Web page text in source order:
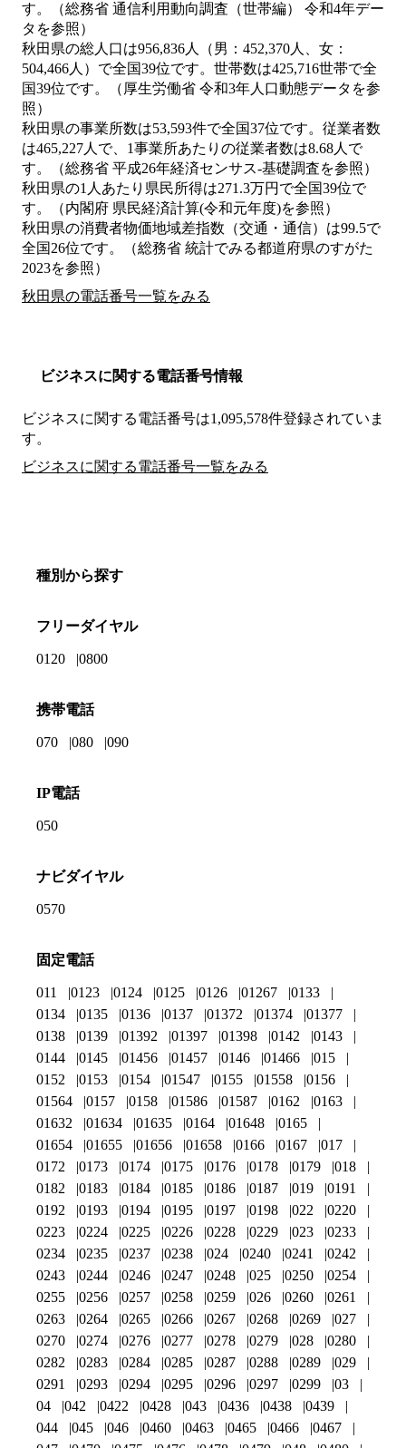
す。（総務省 通信利用動向調査（世帯編） 令和4年デー
タを参照）
秋田県の総人口は956,836人（男：452,370人、女：
504,466人）で全国39位です。世帯数は425,716世帯で全
国39位です。（厚生労働省 令和3年人口動態データを参
照）
秋田県の事業所数は53,593件で全国37位です。従業者数
は465,227人で、1事業所あたりの従業者数は8.68人で
す。（総務省 平成26年経済センサス‐基礎調査を参照）
秋田県の1人あたり県民所得は271.3万円で全国39位で
す。（内閣府 県民経済計算(令和元年度)を参照）
秋田県の消費者物価地域差指数（交通・通信）は99.5で
全国26位です。（総務省 統計でみる都道府県のすがた
2023を参照）
秋田県の電話番号一覧をみる
ビジネスに関する電話番号情報
ビジネスに関する電話番号は1,095,578件登録されていま
す。
ビジネスに関する電話番号一覧をみる
種別から探す
フリーダイヤル
0120 0800
携帯電話
070 080 090
IP電話
050
ナビダイヤル
0570
固定電話
011 0123 0124 0125 0126 01267
0133
0134
0135 0136 0137 01372 01374
01377
0138
0139 01392 01397 01398 0142
0143
0144
0145 01456 01457 0146 01466
015
0152
0153 0154 01547 0155 01558
0156
01564
0157 0158 01586 01587 0162
0163
01632
01634 01635 0164 01648
0165
01654
01655 01656 01658 0166 0167
017
0172
0173 0174 0175 0176 0178 0179
018
0182
0183 0184 0185 0186 0187 019
0191
0192
0193 0194 0195 0197 0198 022
0220
0223
0224 0225 0226 0228 0229 023
0233
0234
0235 0237 0238 024 0240 0241
0242
0243
0244 0246 0247 0248 025 0250
0254
0255
0256 0257 0258 0259 026 0260
0261
0263
0264 0265 0266 0267 0268 0269
027
0270
0274 0276 0277 0278 0279 028
0280
0282
0283 0284 0285 0287 0288 0289
029
0291
0293 0294 0295 0296 0297 0299
03
04
042 0422 0428 043 0436 0438
0439
044
045 046 0460 0463 0465 0466
0467